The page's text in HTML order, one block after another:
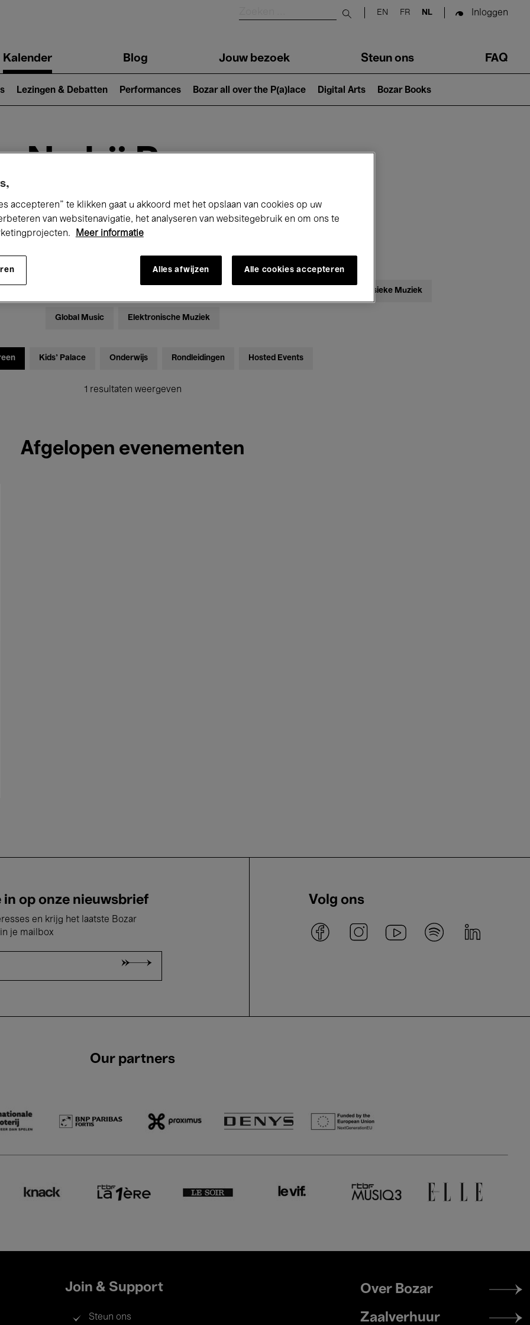
Submit search
EN FR NL Inloggen
Kalender Blog Jouw bezoek Steun ons FAQ
Lezingen & Debatten Performances Bozar all over the P(a)lace Digital Arts Bozar Books
Nu bij Bozar
Komende 7 dagen Maand
Woensdag 01 - Vrijdag 31 Juli 2026
Klassieke Muziek
Global Music Elektronische Muziek
Kids’ Palace Onderwijs Rondleidingen Hosted Events
1 resultaten weergeven
Afgelopen evenementen
in op onze nieuwsbrief
en krijg het laatste Bozar
je mailbox
Volg ons
Our partners
Join & Support
Steun ons
Footer
menu
Over Bozar
Zaalverhuur
accepteren” te klikken gaat u akkoord met het opslaan van cookies op uw
van websitenavigatie, het analyseren van websitegebruik en om ons te
Meer informatie
Alles afwijzen Alle cookies accepteren